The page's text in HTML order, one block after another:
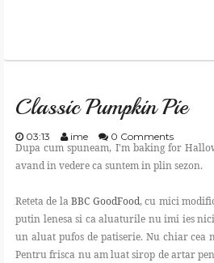
Classic Pumpkin Pie
03:13 ime 0 Comments
Dupa cum spuneam, I'm baking for
avand in vedere ca suntem in plin sezon.
Reteta de laBBC GoodFood, cu mici
putin lenesa si ca aluaturile nu imi ies
un aluat pufos de patiserie. Nu chiar cea
Pentru frisca nu am luat sirop de artar